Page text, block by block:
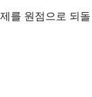
를 원점으로 되돌